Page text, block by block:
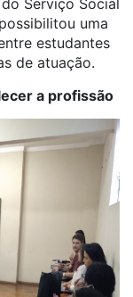
Serviço Social
uma
estudantes
de atuação.
a profissão